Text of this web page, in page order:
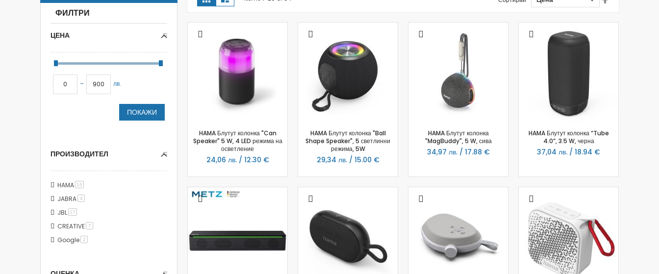
Смарт устройства
Аудио слушалки
eBook четци
eBook аксесоари
Компютри и Компоненти
Преносоми Компютри
Аксесоари за лаптопи
Мишки
Клавиатури
Вътрешни дискове
SSD
Памет
Чанти и Раници
Охлаждащи поставки за лаптопи
as
Direction
HAMA Блутут колонка "Can
Speaker" 5 W, 4 LED режима на
осветление
24,06 лв. / 12.30 €
HAMA Блутут колонка "Ball
Shape Speaker", 5 светлинни
режима, 5W
29,34 лв. / 15.00 €
HAMA Блутут колонка
"MagBuddy", 5 W, сива
34,97 лв. / 17.88 €
HAMA Блутут колонка “Tube
4.0”, 3.5 W, черна
37,04 лв. / 18.94 €
ФИЛТРИ
ЦЕНА
– лв.
ПОКАЖИ
ПРОИЗВОДИТЕЛ
HAMA 16
JABRA 4item
JBL 17
CREATIVE 7item
Google 2item